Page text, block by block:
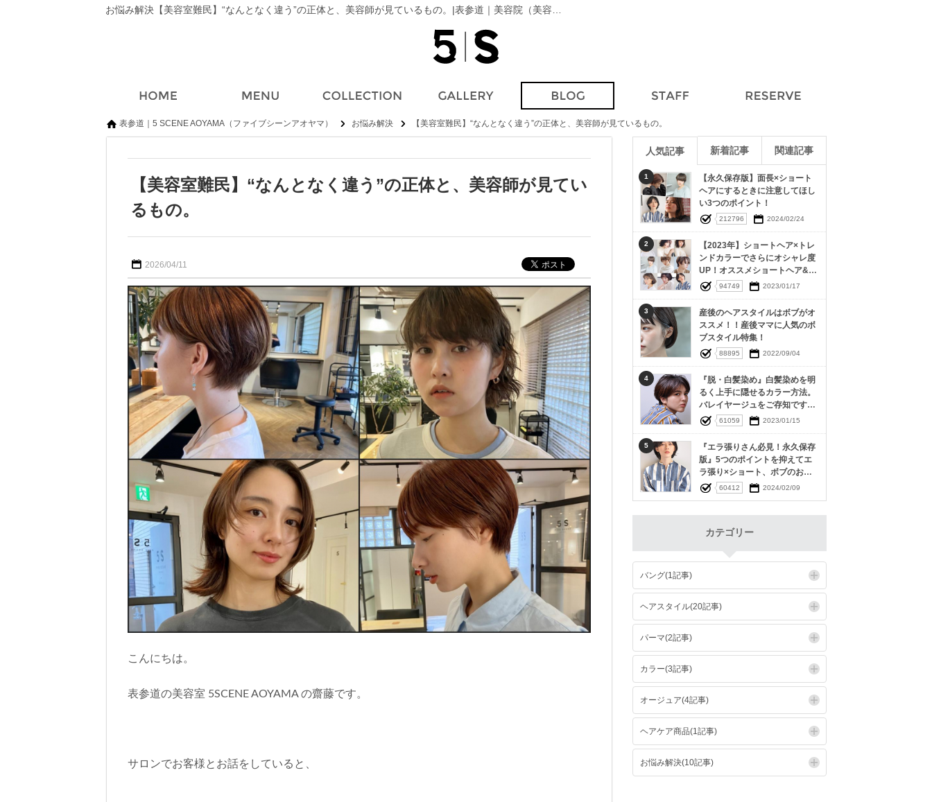
表参道｜5 SCENE AOYAMA（ファイブシーンアオヤマ） お悩み解決 【美容室難民】“なんとなく違う”の正体と、美容師が見ているもの。
【美容室難民】“なんとなく違う”の正体と、美容師が見てい
るもの。
2026/04/11
こんにちは。
表参道の美容室 5SCENE AOYAMA の齋藤です。
サロンでお客様とお話をしていると、
人気記事 新着記事 関連記事
1
【永久保存版】面長×ショート
ヘアにするときに注意してほし
い3つのポイント！
212796 2024/02/24
2
【2023年】ショートヘア×トレ
ンドカラーでさらにオシャレ度
UP！オススメショートヘア&ヘ
アカラー15選
94749 2023/01/17
3
産後のヘアスタイルはボブがオ
ススメ！！産後ママに人気のボ
ブスタイル特集！
88895 2022/09/04
4
『脱・白髪染め』白髪染めを明
るく上手に隠せるカラー方法。
バレイヤージュをご存知です
か？
61059 2023/01/15
5
『エラ張りさん必見！永久保存
版』5つのポイントを抑えてエ
ラ張り×ショート、ボブのお悩
み解決！
60412 2024/02/09
カテゴリー
バング(1記事)
ヘアスタイル(20記事)
パーマ(2記事)
カラー(3記事)
オージュア(4記事)
ヘアケア商品(1記事)
お悩み解決(10記事)